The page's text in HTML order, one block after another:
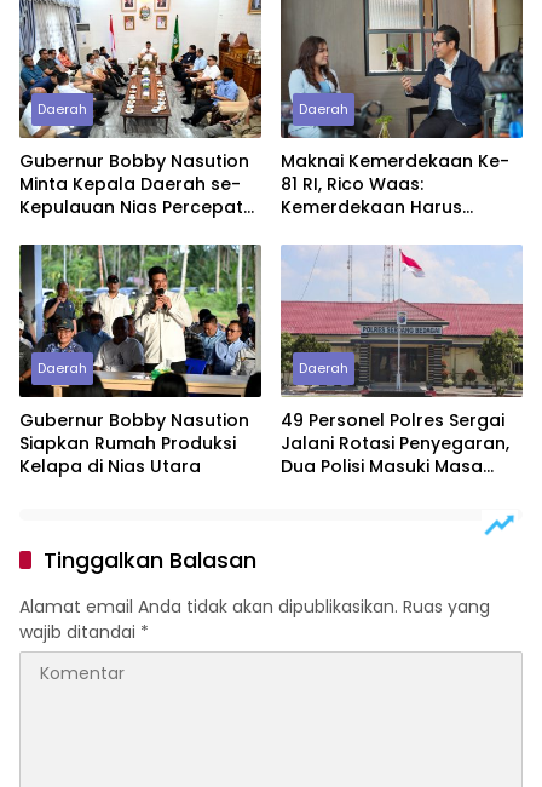
Daerah
Gubernur Bobby Nasution
Minta Kepala Daerah se-
Kepulauan Nias Percepat
Daerah
Maknai Kemerdekaan Ke-
81 RI, Rico Waas:
Kemerdekaan Harus
Lewat Peningkatan
Pelayanan Primer
Daerah
Gubernur Bobby Nasution
Siapkan Rumah Produksi
Kelapa di Nias Utara
Daerah
49 Personel Polres Sergai
Jalani Rotasi Penyegaran,
Dua Polisi Masuki Masa
Tinggalkan Balasan
Alamat email Anda tidak akan dipublikasikan. Ruas yang
wajib ditandai *